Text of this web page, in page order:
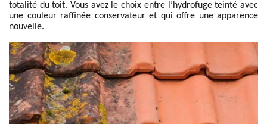
totalité du toit. Vous avez le choix entre l’hydrofuge teinté avec
une couleur raffinée conservateur et qui offre une apparence
nouvelle.